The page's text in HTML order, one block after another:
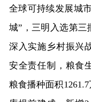
全球可持续发展城
城”，三明入选第三
深入实施乡村振兴
安全责任制，粮食
粮食播种面积